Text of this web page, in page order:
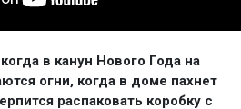
в канун Нового Года на
огни, когда в доме пахнет
распаковать коробку с